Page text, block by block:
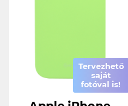
Tervezhető
saját
fotóval is!